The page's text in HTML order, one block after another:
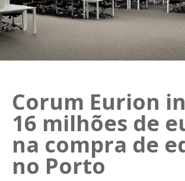
Corum Eurion
16 milhões de
na compra de
no Porto